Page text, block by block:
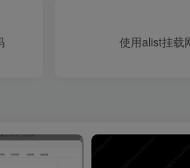
使用alist挂载